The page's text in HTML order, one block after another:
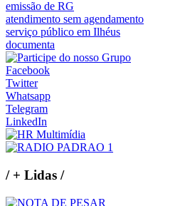
emissão de RG
atendimento sem agendamento
serviço público em Ilhéus
documenta
Facebook
Twitter
Whatsapp
Telegram
LinkedIn
/+ Lidas /